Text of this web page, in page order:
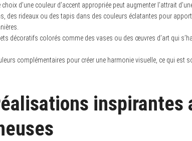
d’une couleur d’accent appropriée peut augmenter l’attrait
des rideaux ou des tapis dans des couleurs éclatantes pour
décoratifs colorés comme des vases ou des œuvres d’art qui
complémentaires pour créer une harmonie visuelle, ce qui est
inspirantes